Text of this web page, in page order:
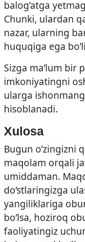
balog’atga
Chunki, ulardan
nazar, ularning
huquqiga ega
Sizga ma’lum bir
imkoniyatingni
ularga
hisoblanadi.
Xulosa
Bugun o’zingizni
maqolam orqali
umiddaman.
do’stlaringizga
yangiliklariga
bo’lsa, hoziroq
faoliyatingiz